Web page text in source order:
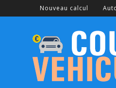
Nouveau calcul